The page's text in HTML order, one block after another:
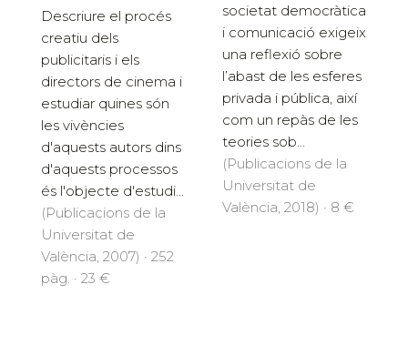
Descriure el procés
creatiu dels
publicitaris i els
directors de cinema i
estudiar quines són
les vivències
d'aquests autors dins
d'aquests processos
és l'objecte d'estudi...
(Publicacions de la
Universitat de
València, 2007) · 252
pàg. · 23 €
societat democràtica
i comunicació exigeix
una reflexió sobre
l’abast de les esferes
privada i pública, així
com un repàs de les
teories sob...
(Publicacions de la
Universitat de
València, 2018) · 8 €